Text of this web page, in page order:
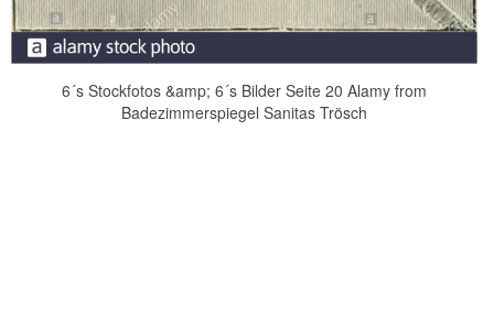
6´s Stockfotos &amp; 6´s Bilder Seite 20 Alamy from
Badezimmerspiegel Sanitas Trösch